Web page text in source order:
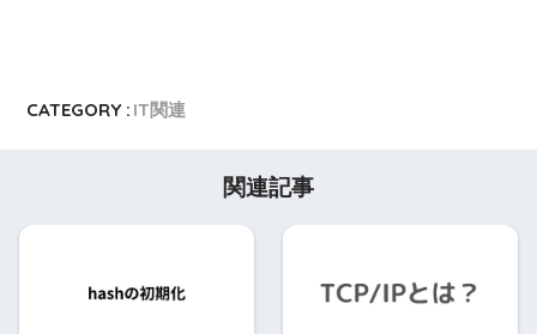
CATEGORY : IT関連
関連記事